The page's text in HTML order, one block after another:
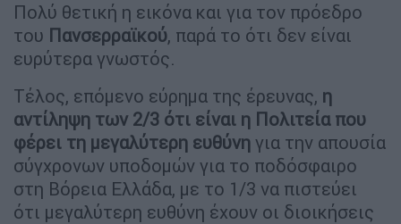
Πολύ θετική η εικόνα και για τον πρόεδρο
του Πανσερραϊκού, παρά το ότι δεν είναι
ευρύτερα γνωστός.
Τέλος, επόμενο εύρημα της έρευνας, η
αντίληψη των 2/3 ότι είναι η Πολιτεία που
φέρει τη μεγαλύτερη ευθύνη για την απουσία
σύγχρονων υποδομών για το ποδόσφαιρο
στη Βόρεια Ελλάδα, με το 1/3 να πιστεύει
ότι μεγαλύτερη ευθύνη έχουν οι διοικήσεις